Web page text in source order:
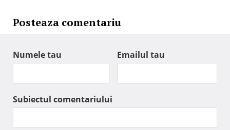
Posteaza comentariu
Numele tau Emailul tau
Subiectul comentariului